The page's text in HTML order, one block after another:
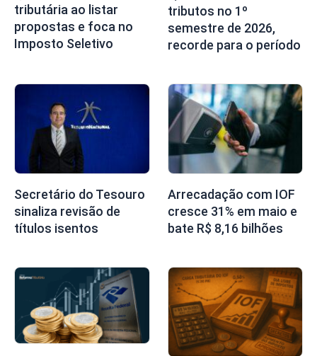
tributária ao listar
propostas e foca no
Imposto Seletivo
tributos no 1º
semestre de 2026,
recorde para o período
Secretário do Tesouro
sinaliza revisão de
títulos isentos
Arrecadação com IOF
cresce 31% em maio e
bate R$ 8,16 bilhões